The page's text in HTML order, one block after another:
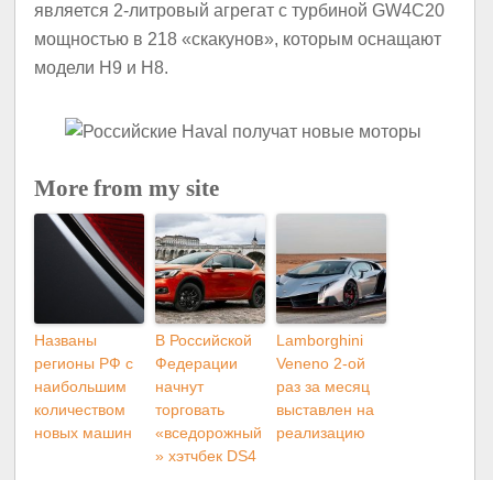
является 2-литровый агрегат с турбиной GW4C20
мощностью в 218 «скакунов», которым оснащают
модели H9 и H8.
More from my site
Названы
регионы РФ с
наибольшим
количеством
новых машин
В Российской
Федерации
начнут
торговать
«вседорожный
» хэтчбек DS4
Lamborghini
Veneno 2-ой
раз за месяц
выставлен на
реализацию